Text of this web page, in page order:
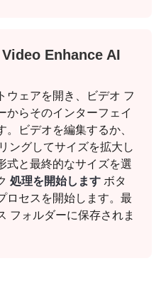
Enhance AI
ウェアを開き、ビデオ フ
からそのインターフェイ
。ビデオを編集するか、
ングしてサイズを拡大し
式と最終的なサイズを選
処理を開始します ボタ
ロセスを開始します。最
フォルダーに保存されま